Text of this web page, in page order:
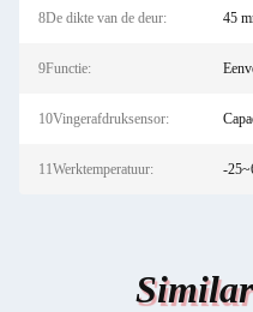
8De dikte van de deur: 45
9Functie:
10Vingerafdruksensor:
11Werktemperatuur: -